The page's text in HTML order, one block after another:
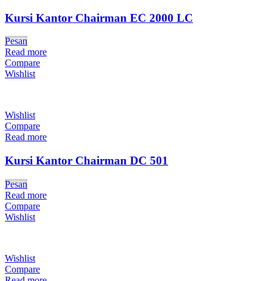
Kursi Kantor Chairman EC 2000 LC
Pesan
Read more
Compare
Wishlist
Wishlist
Compare
Read more
Kursi Kantor Chairman DC 501
Pesan
Read more
Compare
Wishlist
Wishlist
Compare